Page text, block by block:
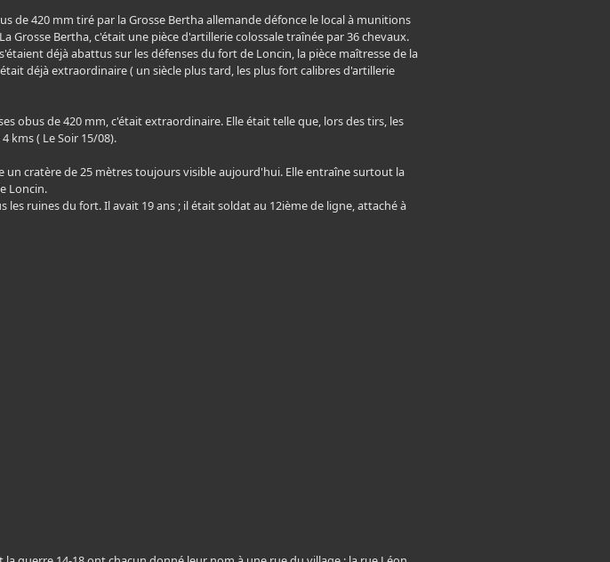
de 420 mm tiré par la Grosse Bertha allemande défonce le local à munitions
Grosse Bertha, c'était une pièce d'artillerie colossale traînée par 36 chevaux.
déjà abattus sur les défenses du fort de Loncin, la pièce maîtresse de la
déjà extraordinaire ( un siècle plus tard, les plus fort calibres d'artillerie
obus de 420 mm, c'était extraordinaire. Elle était telle que, lors des tirs, les
kms ( Le Soir 15/08).
un cratère de 25 mètres toujours visible aujourd'hui. Elle entraîne surtout la
Loncin.
les ruines du fort.Il avait 19 ans ; il était soldat au 12ième de ligne, attaché à